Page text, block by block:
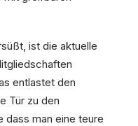
ist die aktuelle
entlastet den
Tür zu den
dass man eine teure